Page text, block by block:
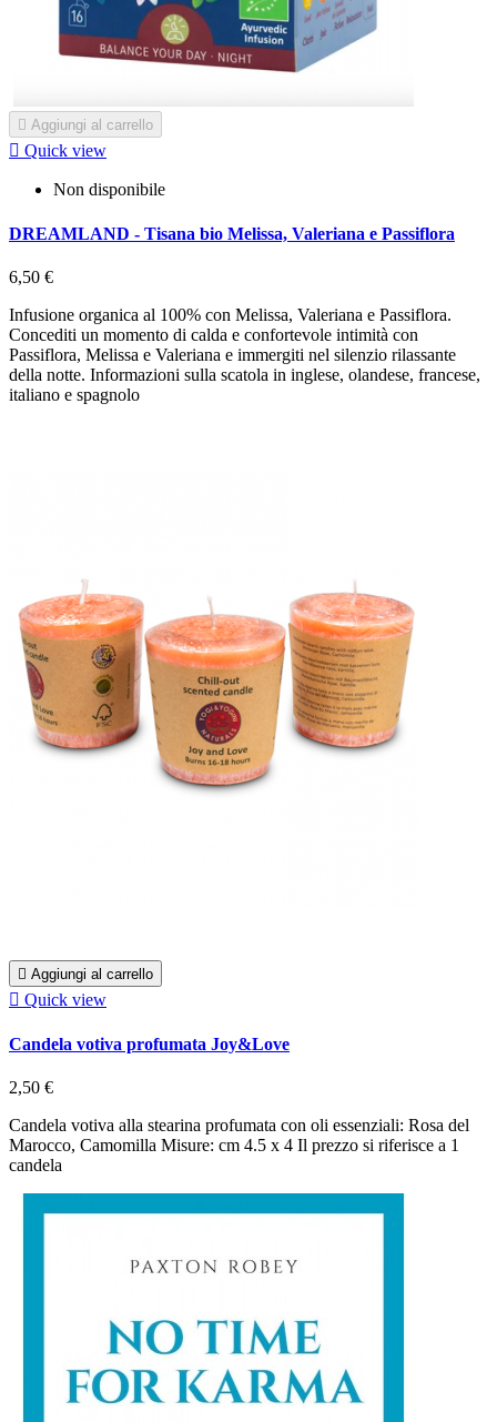
 Aggiungi al carrello
 Quick view
Non disponibile
DREAMLAND - Tisana bio Melissa, Valeriana e Passiflora
6,50 €
Infusione organica al 100% con Melissa, Valeriana e Passiflora.
Concediti un momento di calda e confortevole intimità con
Passiflora, Melissa e Valeriana e immergiti nel silenzio rilassante
della notte. Informazioni sulla scatola in inglese, olandese, francese,
italiano e spagnolo
 Aggiungi al carrello
 Quick view
Candela votiva profumata Joy&Love
2,50 €
Candela votiva alla stearina profumata con oli essenziali: Rosa del
Marocco, Camomilla Misure: cm 4.5 x 4 Il prezzo si riferisce a 1
candela